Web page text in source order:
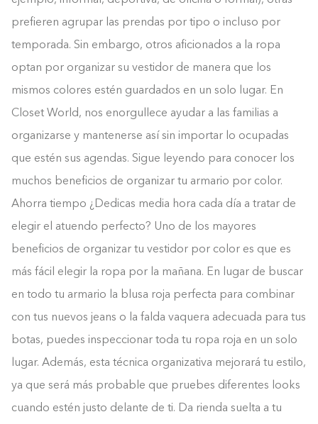
prefieren agrupar las prendas por tipo o incluso por
temporada. Sin embargo, otros aficionados a la ropa
optan por organizar su vestidor de manera que los
mismos colores estén guardados en un solo lugar. En
Closet World, nos enorgullece ayudar a las familias a
organizarse y mantenerse así sin importar lo ocupadas
que estén sus agendas. Sigue leyendo para conocer los
muchos beneficios de organizar tu armario por color.
Ahorra tiempo ¿Dedicas media hora cada día a tratar de
elegir el atuendo perfecto? Uno de los mayores
beneficios de organizar tu vestidor por color es que es
más fácil elegir la ropa por la mañana. En lugar de buscar
en todo tu armario la blusa roja perfecta para combinar
con tus nuevos jeans o la falda vaquera adecuada para tus
botas, puedes inspeccionar toda tu ropa roja en un solo
lugar. Además, esta técnica organizativa mejorará tu estilo,
ya que será más probable que pruebes diferentes looks
cuando estén justo delante de ti. Da rienda suelta a tu